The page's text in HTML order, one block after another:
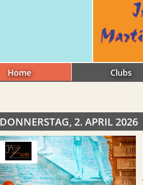
Home Clubs
DONNERSTAG, 2. APRIL 2026